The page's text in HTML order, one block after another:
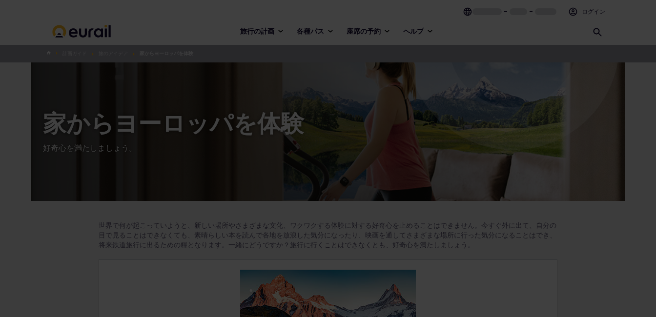
– – ログイン
旅行の計画 各種パス 座席の予約 ヘルプ
家からヨーロッパを体験
好奇心を満たしましょう。
世界で何が起こっていようと、新しい場所やさまざまな文化、ワクワクする体験に対する好奇心を止めることはできません。今すぐ外に出て、自分の
目で見ることはできなくても、素晴らしい本を読んで各地を放浪した気分になったり、映画を通してさまざまな場所に行った気分になることはでき、
将来鉄道旅行に出るための糧となります。一緒にどうですか？旅行に行くことはできなくとも、好奇心を満たしましょう。